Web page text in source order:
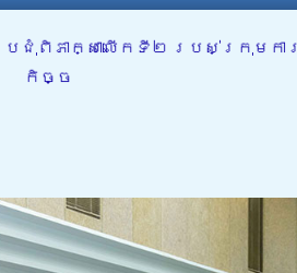
ភាក្សាលើកទី២ របស់ក្រុមកា
កិច្ច